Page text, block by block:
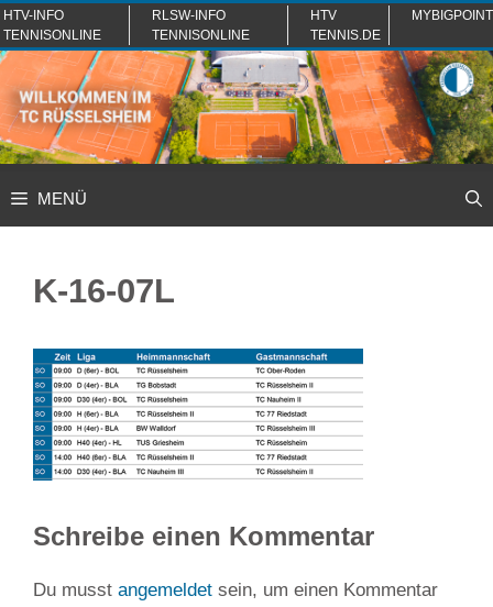
Zum
Inhalt
springen
HTV-INFO
TENNISONLINE
RLSW-INFO
TENNISONLINE
HTV
TENNIS.DE
MYBIGPOINT
MENÜ
K-16-07L
Schreibe einen Kommentar
Du musst angemeldet sein, um einen Kommentar